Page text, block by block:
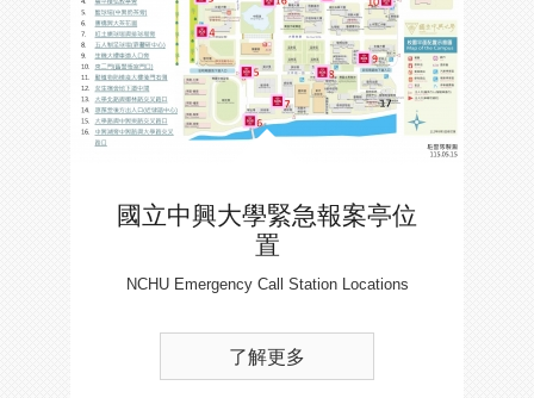
國立中興大學緊急報案亭位
置
NCHU Emergency Call Station Locations
了解更多